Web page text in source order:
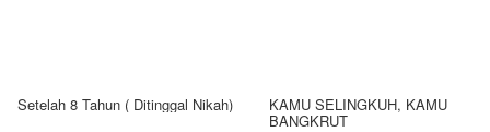
Setelah 8 Tahun ( Ditinggal Nikah) KAMU SELINGKUH, KAMU
BANGKRUT